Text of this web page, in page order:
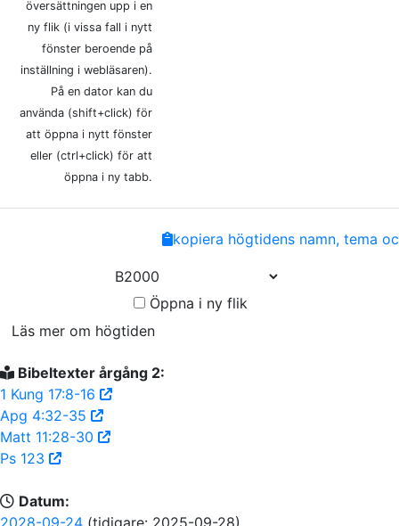
översättningen upp i en
ny flik (i vissa fall i nytt
fönster beroende på
inställning i webläsaren).
På en dator kan du
använda (shift+click) för
att öppna i nytt fönster
eller (ctrl+click) för att
öppna i ny tabb.
EmailCopy
kopiera högtidens namn, tema
Öppna i ny flik
Läs mer om högtiden
Bibeltexter årgång 2:
1 Kung 17:8-16
Apg 4:32-35
Matt 11:28-30
Ps 123
Datum:
2028-09-24 (tidigare: 2025-09-28)